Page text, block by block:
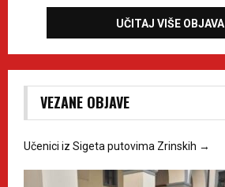
UČITAJ VIŠE OBJAVA
VEZANE OBJAVE
Učenici iz Sigeta putovima Zrinskih →